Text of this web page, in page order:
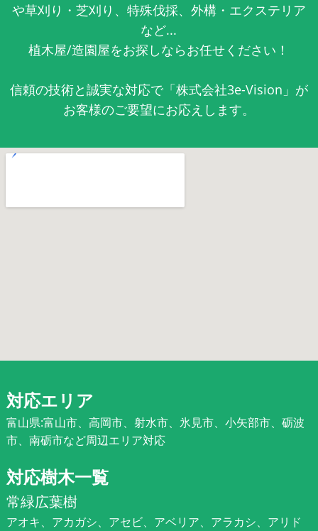
や草刈り・芝刈り、特殊伐採、外構・エクステリア
など...
植木屋/造園屋をお探しならお任せください！
信頼の技術と誠実な対応で「株式会社3e-Vision」が
お客様のご要望にお応えします。
対応エリア
富山県:富山市、高岡市、射水市、氷見市、小矢部市、砺波
市、南砺市など周辺エリア対応
対応樹木一覧
常緑広葉樹
アオキ、アカガシ、アセビ、アベリア、アラカシ、アリド